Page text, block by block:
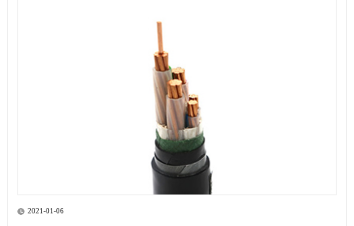
2021-01-06